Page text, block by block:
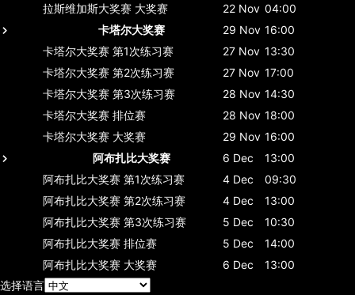
拉斯维加斯大奖赛 大奖赛 22 Nov 04:00
卡塔尔大奖赛
29 Nov 16:00
卡塔尔大奖赛 第1次练习赛 27 Nov 13:30
卡塔尔大奖赛 第2次练习赛 27 Nov 17:00
卡塔尔大奖赛 第3次练习赛 28 Nov 14:30
卡塔尔大奖赛 排位赛 28 Nov 18:00
卡塔尔大奖赛 大奖赛 29 Nov 16:00
阿布扎比大奖赛
6 Dec
13:00
阿布扎比大奖赛 第1次练习赛 4 Dec
09:30
阿布扎比大奖赛 第2次练习赛 4 Dec
13:00
阿布扎比大奖赛 第3次练习赛 5 Dec
10:30
阿布扎比大奖赛 排位赛 5 Dec
14:00
阿布扎比大奖赛 大奖赛 6 Dec
13:00
选择语言